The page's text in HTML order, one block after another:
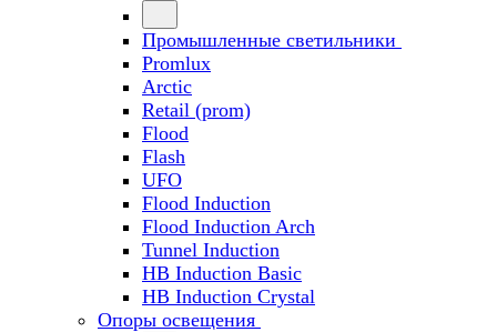
Промышленные светильники
Promlux
Arctic
Retail (prom)
Flood
Flash
UFO
Flood Induction
Flood Induction Arch
Tunnel Induction
HB Induction Basic
HB Induction Crystal
Опоры освещения